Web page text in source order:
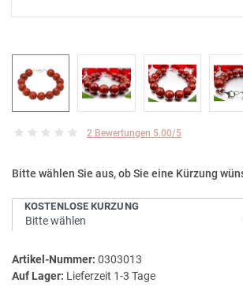
2 Bewertungen 5.00/5
Bitte wählen Sie aus, ob Sie eine Kürzung
KOSTENLOSE KÜRZUNG
Artikel-Nummer: 0303013
Auf Lager: Lieferzeit 1-3 Tage